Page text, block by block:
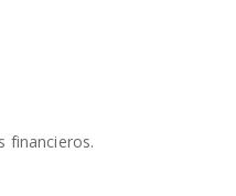
financieros.